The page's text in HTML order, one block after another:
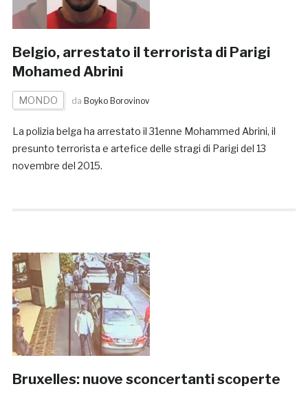
Belgio, arrestato il terrorista di Parigi
Mohamed Abrini
MONDO da Boyko Borovinov
La polizia belga ha arrestato il 31enne Mohammed Abrini, il
presunto terrorista e artefice delle stragi di Parigi del 13
novembre del 2015.
Bruxelles: nuove sconcertanti scoperte